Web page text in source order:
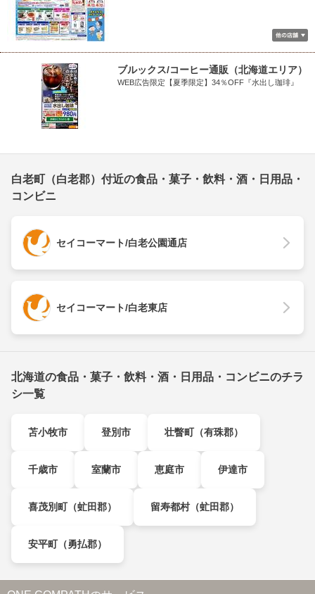
ブルックス/コーヒー通販（北海道エリア）
WEB広告限定【夏季限定】34％OFF『水出し珈琲』
白老町（白老郡）付近の食品・菓子・飲料・酒・日用品・
コンビニ
セイコーマート/白老公園通店
セイコーマート/白老東店
北海道の食品・菓子・飲料・酒・日用品・コンビニのチラ
シ一覧
苫小牧市 登別市 壮瞥町（有珠郡）
千歳市 室蘭市 恵庭市 伊達市
喜茂別町（虻田郡） 留寿都村（虻田郡）
安平町（勇払郡）